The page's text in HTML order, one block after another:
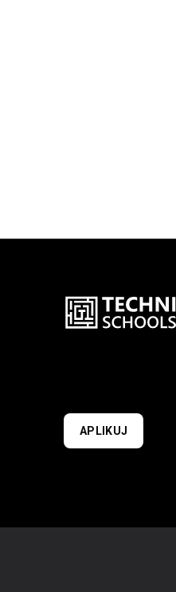
APLIKUJ
Programistyczne